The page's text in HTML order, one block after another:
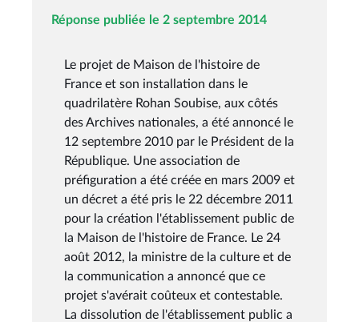
Réponse publiée le 2 septembre 2014
Le projet de Maison de l'histoire de
France et son installation dans le
quadrilatère Rohan Soubise, aux côtés
des Archives nationales, a été annoncé le
12 septembre 2010 par le Président de la
République. Une association de
préfiguration a été créée en mars 2009 et
un décret a été pris le 22 décembre 2011
pour la création l'établissement public de
la Maison de l'histoire de France. Le 24
août 2012, la ministre de la culture et de
la communication a annoncé que ce
projet s'avérait coûteux et contestable.
La dissolution de l'établissement public a